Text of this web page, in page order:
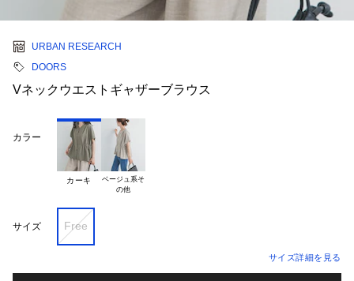
URBAN RESEARCH
DOORS
Vネックウエストギャザーブラウス
カラー
カーキ
ベージュ系そ
サイズ Free
サイズ詳細を見る